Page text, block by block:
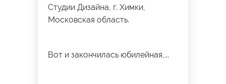
Студии Дизайна, г. Химки,
Московская область.
Вот и закончилась юбилейная,...